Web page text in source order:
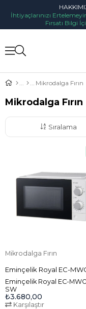
İhtiyaçlarınızı
Fırsatı Bilgi
Mikrodalga Fırın
Mikrodalga Fırın
Sıralama
Mikrodalga Fırın
Eminçelik Royal EC-
SW
₺3.680,00
Karşılaştır